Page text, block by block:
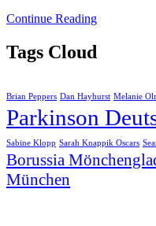
Continue Reading
Tags Cloud
Brian Peppers Dan Hayhurst Melanie
Parkinson
Sabine Klopp Sarah Knappik Oscars
Borussia
München